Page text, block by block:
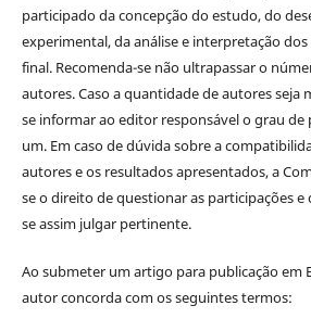
participado da concepção do estudo, do
experimental, da análise e interpretação
final. Recomenda-se não ultrapassar o
autores. Caso a quantidade de autores seja
se informar ao editor responsável o grau de
um. Em caso de dúvida sobre a
autores e os resultados apresentados, a
se o direito de questionar as participações e
se assim julgar pertinente.
Ao submeter um artigo para publicação em
autor concorda com os seguintes termos: